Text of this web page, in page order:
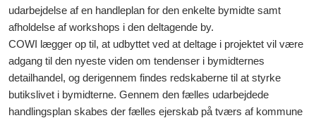
udarbejdelse af en handleplan for den enkelte bymidte samt
afholdelse af workshops i den deltagende by.
COWI lægger op til, at udbyttet ved at deltage i projektet vil være
adgang til den nyeste viden om tendenser i bymidternes
detailhandel, og derigennem findes redskaberne til at styrke
butikslivet i bymidterne. Gennem den fælles udarbejdede
handlingsplan skabes der fælles ejerskab på tværs af kommune